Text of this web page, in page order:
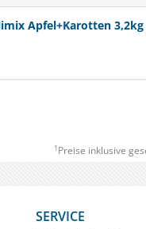
Apfel+Karotten
1 Preise inklusive
SERVICE